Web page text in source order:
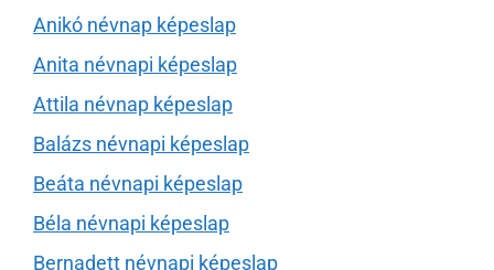
Anikó névnap képeslap
Anita névnapi képeslap
Attila névnap képeslap
Balázs névnapi képeslap
Beáta névnapi képeslap
Béla névnapi képeslap
Bernadett névnapi képeslap